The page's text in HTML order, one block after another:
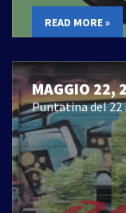
READ MORE »
MAGGIO 22,
Puntatina del 22